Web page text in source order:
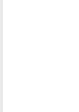
אש בבריטיש